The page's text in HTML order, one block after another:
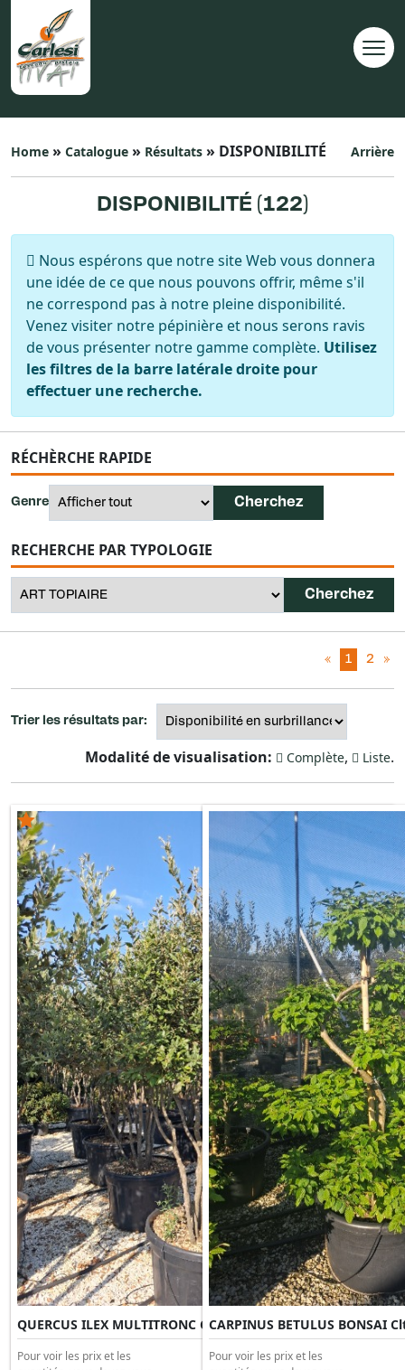
Arrière
Home » Catalogue » Résultats » DISPONIBILITÉ
DISPONIBILITÉ (122)
Nous espérons que notre site Web vous donnera
une idée de ce que nous pouvons offrir, même s'il
ne correspond pas à notre pleine disponibilité.
Venez visiter notre pépinière et nous serons ravis
de vous présenter notre gamme complète. Utilisez
les filtres de la barre latérale droite pour
effectuer une recherche.
RÉCHÈRCHE RAPIDE
Genre
RECHERCHE PAR TYPOLOGIE
« 1 2 »
Trier les résultats par:
Modalité de visualisation: Complète, Liste.
QUERCUS ILEX MULTITRONC Clt 230 H.250/300
Pour voir les prix et les
CARPINUS BETULUS BONSAI
Pour voir les prix et les